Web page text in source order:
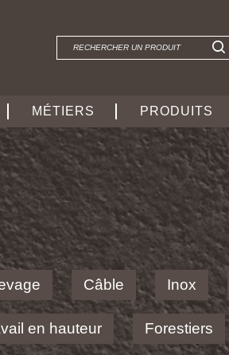
MÉTIERS PRODUITS
Câble Inox
en hauteur Forestiers